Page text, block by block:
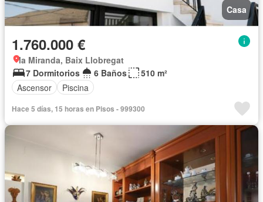
Casa
1.760.000 €
la Miranda, Baix Llobregat
7 Dormitorios
6 Baños
510 m²
Ascensor
Piscina
Hace 5 días, 15 horas en Pisos - 999300